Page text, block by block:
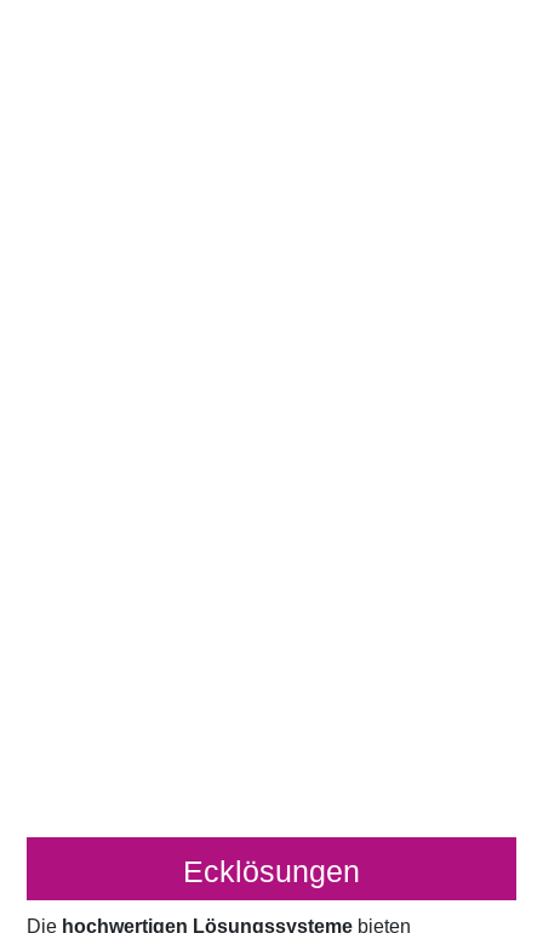
Ecklösungen
Die hochwertigen Lösungssysteme bieten